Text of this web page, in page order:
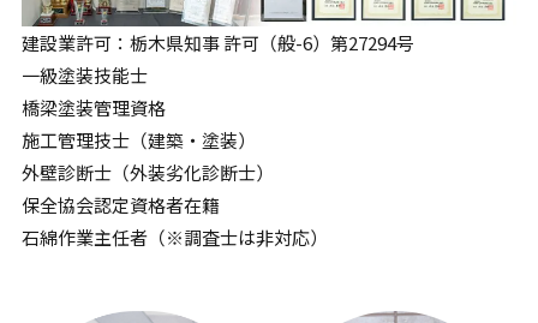
建設業許可：栃木県知事 許可（般-6）第27294号
一級塗装技能士
橋梁塗装管理資格
施工管理技士（建築・塗装）
外壁診断士（外装劣化診断士）
保全協会認定資格者在籍
石綿作業主任者（※調査士は非対応）